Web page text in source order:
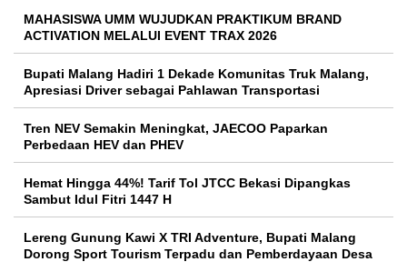
MAHASISWA UMM WUJUDKAN PRAKTIKUM BRAND
ACTIVATION MELALUI EVENT TRAX 2026
Bupati Malang Hadiri 1 Dekade Komunitas Truk Malang,
Apresiasi Driver sebagai Pahlawan Transportasi
Tren NEV Semakin Meningkat, JAECOO Paparkan
Perbedaan HEV dan PHEV
Hemat Hingga 44%! Tarif Tol JTCC Bekasi Dipangkas
Sambut Idul Fitri 1447 H
Lereng Gunung Kawi X TRI Adventure, Bupati Malang
Dorong Sport Tourism Terpadu dan Pemberdayaan Desa